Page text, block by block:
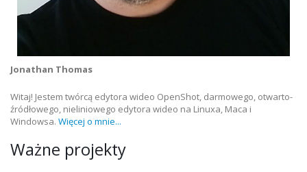
Jonathan Thomas
Witaj! Jestem twórcą edytora wideo OpenShot, darmowego, otwarto-
źródłowego, nieliniowego edytora wideo na Linuxa, Maca i
Windowsa. Więcej o mnie...
Ważne projekty